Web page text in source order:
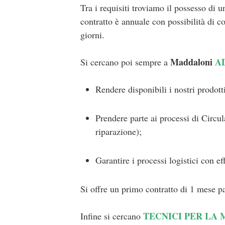
Tra i requisiti troviamo il possesso di
contratto è annuale con possibilità di
giorni.
Si cercano poi sempre a Maddaloni
Rendere disponibili i nostri
Prendere parte ai processi di
riparazione);
Garantire i processi logistici con
Si offre un primo contratto di 1 mese
Infine si cercano TECNICI PER LA